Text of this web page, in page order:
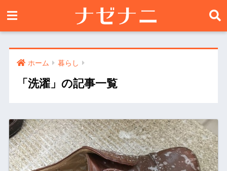
ホーム 暮らし
「洗濯」の記事一覧